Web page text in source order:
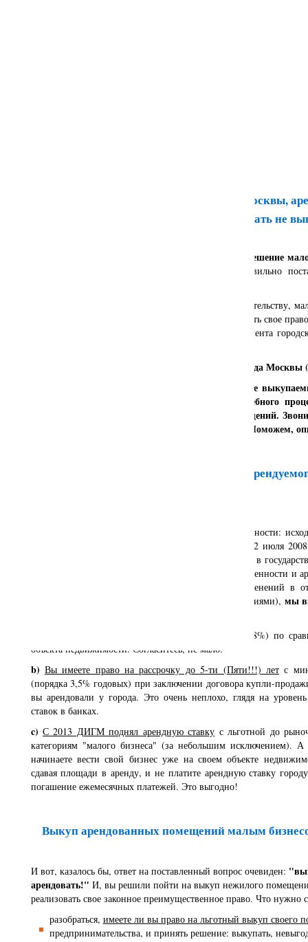
Выкуп нежилых помещений у города Москвы,
субъектами малого бизнеса: "выкупать не
Итак, актуальный вопрос, поставленный на разрешение
Как правильно
: согласно действующему законодательству,
предпринимательства, имеет возможность реализовать свое
у города Москвы (159-ФЗ) в лице ДИГМ (Департамента
как выкупить помещение у города
Наша компания предлагает услуги как по оценке
в рамках судебного
сопровождению процесса выкупа нежилых помещений.
). Поможем,
В чем заключаются льготы при выкупе
Итак, выкуп помещений у города Москвы - особенности:
основании действующего Федерального закона от 22 июля
отчуждения недвижимого имущества, находящегося в
Российской Федерации или в муниципальной собственности и
среднего предпринимательства, и о внесении изменений в
Российской Федерации" (с изменениями и дополнениями), мы
(18%) по
объекта недвижимости. Согласитесь, не мало.
b) Вы имеете право на рассрочку до 5-ти (Пяти!!!) летс
(порядка 3,5% годовых) при заключении договора купли-
вы арендовали у города. Это очень неплохо, глядя на
ставок в банках.
c) С 2013 ДИГМ поднял арендную ставку с льготной до
категориям "малого бизнеса" (за небольшим исключением).
начинаете вести свой бизнес уже на своем объекте
сдавая площади в аренду, и не платите арендную ставку
погашение ежемесячных платежей. Это выгодно!
Выкуп арендованных помещений малым
И вот, казалось бы, ответ на поставленный вопрос очевиден:
арендовать!" И, вы решили пойти на выкуп нежилого
реализовать свое законное преимущественное право. Что нужно
разобраться, имеете ли вы право на льготный выкуп своего
предпринимательства, и принять решение: выкупать,